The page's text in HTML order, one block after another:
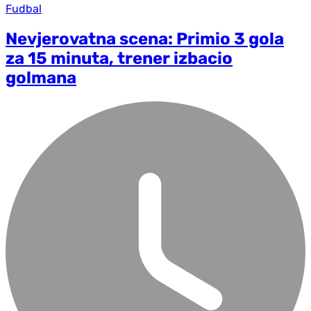
Fudbal
Nevjerovatna scena: Primio 3 gola
za 15 minuta, trener izbacio
golmana